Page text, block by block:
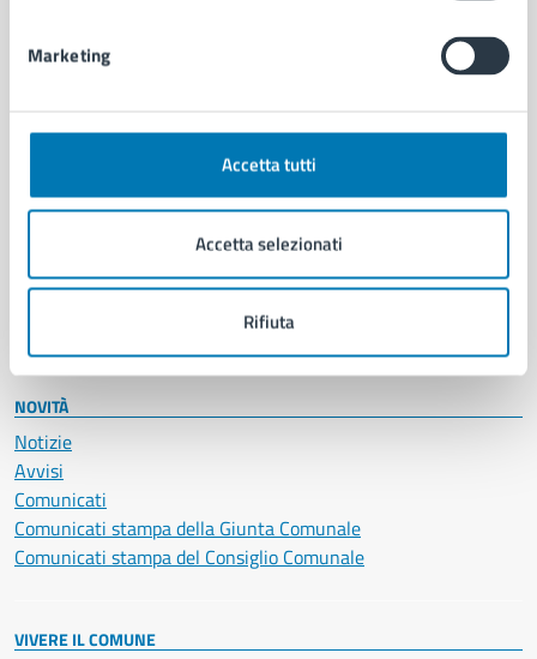
Marketing
Accetta tutti
Accetta selezionati
Rifiuta
Anagrafe e stato civile
Giustizia e sicurezza pubblica
Servizi Cimiteriali
NOVITÀ
Notizie
Avvisi
Comunicati
Comunicati stampa della Giunta Comunale
Comunicati stampa del Consiglio Comunale
VIVERE IL COMUNE